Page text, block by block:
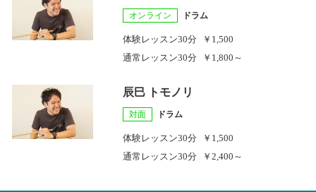
オンライン ドラム
体験レッスン30分
￥1,500
通常レッスン30分 ￥1,800～
辰巳 トモノリ
対面 ドラム
体験レッスン30分
￥1,500
通常レッスン30分 ￥2,400～